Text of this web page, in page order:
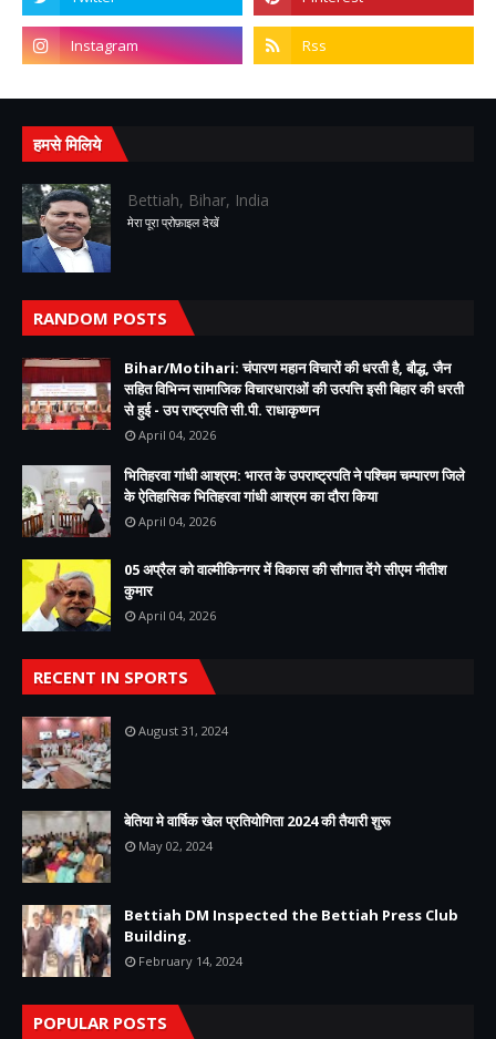
हमसे मिलिये
Bettiah, Bihar, India
मेरा पूरा प्रोफ़ाइल देखें
RANDOM POSTS
Bihar/Motihari: चंपारण महान विचारों की धरती है, बौद्ध, जैन
सहित विभिन्न सामाजिक विचारधाराओं की उत्पत्ति इसी बिहार की धरती
से हुई - उप राष्ट्रपति सी.पी. राधाकृष्णन
April 04, 2026
भितिहरवा गांधी आश्रम: भारत के उपराष्ट्रपति ने पश्चिम चम्पारण जिले
के ऐतिहासिक भितिहरवा गांधी आश्रम का दौरा किया
April 04, 2026
05 अप्रैल को वाल्मीकिनगर में विकास की सौगात देंगे सीएम नीतीश
कुमार
April 04, 2026
RECENT IN SPORTS
August 31, 2024
बेतिया मे वार्षिक खेल प्रतियोगिता 2024 की तैयारी शुरू
May 02, 2024
Bettiah DM Inspected the Bettiah Press Club
Building.
February 14, 2024
POPULAR POSTS